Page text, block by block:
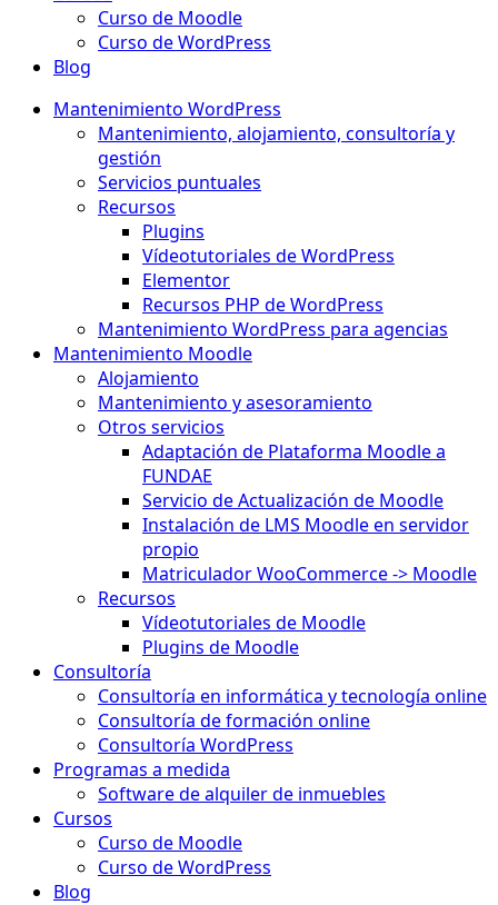
Curso de Moodle
Curso de WordPress
Blog
Mantenimiento WordPress
Mantenimiento, alojamiento, consultoría y
gestión
Servicios puntuales
Recursos
Plugins
Vídeotutoriales de WordPress
Elementor
Recursos PHP de WordPress
Mantenimiento WordPress para agencias
Mantenimiento Moodle
Alojamiento
Mantenimiento y asesoramiento
Otros servicios
Adaptación de Plataforma Moodle a
FUNDAE
Servicio de Actualización de Moodle
Instalación de LMS Moodle en servidor
propio
Matriculador WooCommerce -> Moodle
Recursos
Vídeotutoriales de Moodle
Plugins de Moodle
Consultoría
Consultoría en informática y tecnología online
Consultoría de formación online
Consultoría WordPress
Programas a medida
Software de alquiler de inmuebles
Cursos
Curso de Moodle
Curso de WordPress
Blog